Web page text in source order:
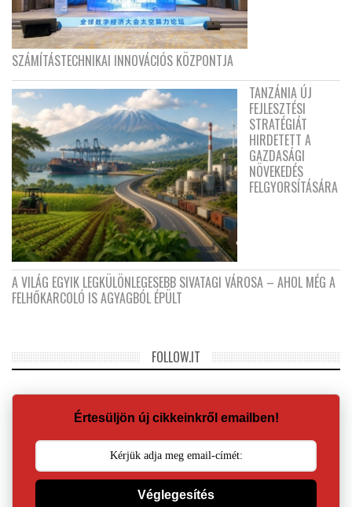
SZÁMÍTÁSTECHNIKAI INNOVÁCIÓS KÖZPONTJA
TANZÁNIA ÚJ
FEJLESZTÉSI
STRATÉGIÁT
HIRDETETT A
GAZDASÁGI
NÖVEKEDÉS
FELGYORSÍTÁSÁRA
A VILÁG EGYIK LEGKÜLÖNLEGESEBB SIVATAGI VÁROSA – AHOL MÉG A
FELHŐKARCOLÓ IS AGYAGBÓL ÉPÜLT
FOLLOW.IT
Értesüljön új cikkeinkről emailben!
Véglegesítés